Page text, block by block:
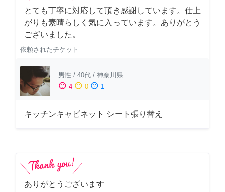
とても丁寧に対応して頂き感謝しています。仕上
がりも素晴らしく気に入っています。ありがとう
ございました。
依頼されたチケット
男性 / 40代 / 神奈川県
sentiment_satisfied 4 sentiment_neutral 0 sentiment_dissatisfied 1
キッチンキャビネット シート張り替え
ありがとうございます